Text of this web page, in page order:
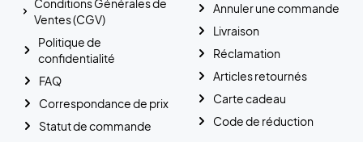
Conditions Générales de
Ventes (CGV)
Politique de
confidentialité
FAQ
Correspondance de prix
Statut de commande
Annuler une commande
Livraison
Réclamation
Articles retournés
Carte cadeau
Code de réduction